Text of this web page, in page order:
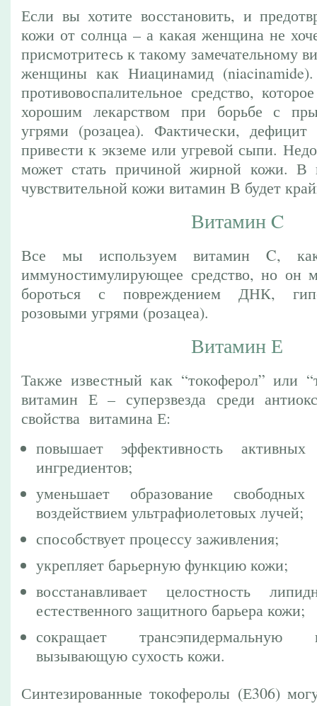
Если вы хотите восстановить, и
кожи от солнца – а какая женщина не
присмотритесь к такому замечательному
женщины как Ниацинамид
противовоспалительное средство,
хорошим лекарством при борьбе с
угрями (розацеа). Фактически,
привести к экземе или угревой сыпи.
может стать причиной жирной кожи. В
чувствительной кожи витамин В будет
Витамин C
Все мы используем витамин C,
иммуностимулирующее средство, но он
бороться с повреждением ДНК,
розовыми угрями (розацеа).
Витамин Е
Также известный как “токоферол” или
витамин Е – суперзвезда среди
свойства витамина Е:
повышает эффективность активных
ингредиентов;
уменьшает образование
воздействием ультрафиолетовых лучей;
способствует процессу заживления;
укрепляет барьерную функцию кожи;
восстанавливает целостность
естественного защитного барьера кожи;
сокращает
вызывающую сухость кожи.
Синтезированные токоферолы (Е306)